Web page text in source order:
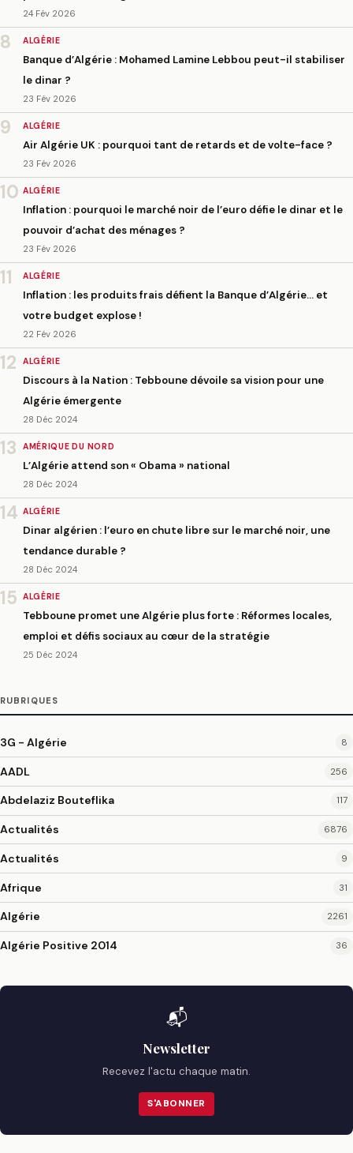
24 Fév 2026
8 ALGÉRIE
Banque d’Algérie : Mohamed Lamine Lebbou peut-il stabiliser
le dinar ?
23 Fév 2026
9 ALGÉRIE
Air Algérie UK : pourquoi tant de retards et de volte-face ?
23 Fév 2026
10 ALGÉRIE
Inflation : pourquoi le marché noir de l’euro défie le dinar et le
pouvoir d’achat des ménages ?
23 Fév 2026
11 ALGÉRIE
Inflation : les produits frais défient la Banque d’Algérie… et
votre budget explose !
22 Fév 2026
12 ALGÉRIE
Discours à la Nation : Tebboune dévoile sa vision pour une
Algérie émergente
28 Déc 2024
13 AMÉRIQUE DU NORD
L’Algérie attend son « Obama » national
28 Déc 2024
14 ALGÉRIE
Dinar algérien : l’euro en chute libre sur le marché noir, une
tendance durable ?
28 Déc 2024
15 ALGÉRIE
Tebboune promet une Algérie plus forte : Réformes locales,
emploi et défis sociaux au cœur de la stratégie
25 Déc 2024
RUBRIQUES
3G - Algérie 8
AADL 256
Abdelaziz Bouteflika 117
Actualités 6876
Actualités 9
Afrique 31
Algérie 2261
Algérie Positive 2014 36
📬
Newsletter
Recevez l'actu chaque matin.
S'ABONNER